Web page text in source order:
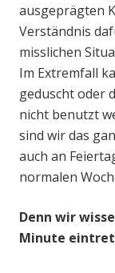
ausgeprägten
Verständnis
misslichen
Im Extremfall
geduscht oder
nicht benutzt
sind wir das
auch an
normalen
Denn wir
Minute